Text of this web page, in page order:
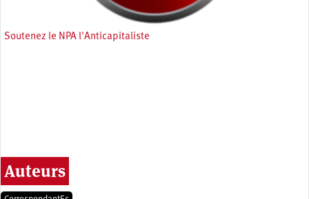
Soutenez le NPA l'Anticapitaliste
Auteurs